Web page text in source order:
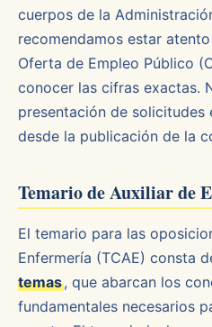
cuerpos de la
recomendamos estar
Oferta de Empleo Público
conocer las cifras exactas.
presentación de solicitudes
desde la publicación de la
Temario de Auxiliar de
El temario para las
Enfermería (TCAE) consta
temas, que abarcan los
fundamentales necesarios